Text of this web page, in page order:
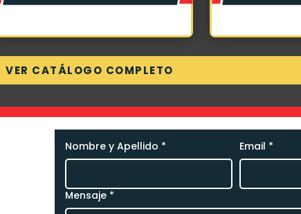
VER CATÁLOGO COMPLETO
Nombre y Apellido * Email *
Mensaje *